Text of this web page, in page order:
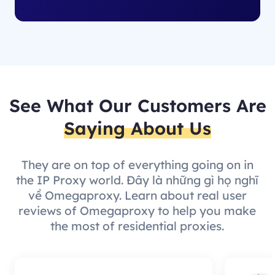
See What Our Customers Are
Saying About Us
They are on top of everything going on in
the IP Proxy world. Đây là những gì họ nghĩ
về Omegaproxy. Learn about real user
reviews of Omegaproxy to help you make
the most of residential proxies.